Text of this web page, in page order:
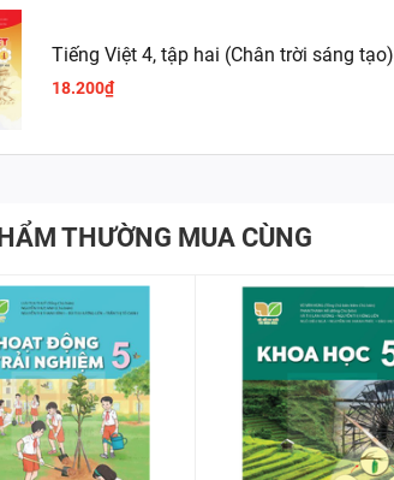
Tiếng Việt 4, tập hai (Chân trời sáng tạo)
18.200₫
THƯỜNG MUA CÙNG